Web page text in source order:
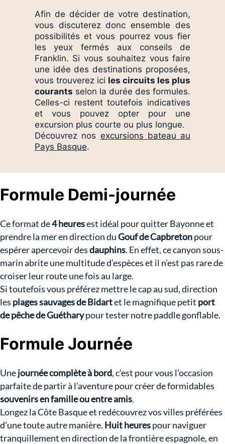
Afin de décider de votre destination,
vous discuterez donc ensemble des
possibilités et vous pourrez vous fier
les yeux fermés aux conseils de
Franklin. Si vous souhaitez vous faire
une idée des destinations proposées,
vous trouverez ici les circuits les plus
courants selon la durée des formules.
Celles-ci restent toutefois indicatives
et vous pouvez opter pour une
excursion plus courte ou plus longue.
Découvrez nos excursions bateau au
Pays Basque.
Formule Demi-journée
Ce format de4 heuresest idéal pour quitter Bayonne et
prendre la mer en direction duGouf de Capbretonpour
espérer apercevoir desdauphins. En effet, ce canyon sous-
marin abrite une multitude d’espèces et il n’est pas rare de
croiser leur route une fois au large.
Si toutefois vous préférez mettre le cap au sud, direction
les plages sauvages de Bidartet le magnifique petit port
de pêche de Guétharypour tester notre paddle gonflable.
Formule Journée
Unejournée complète à bord, c’est pour vous l’occasion
parfaite de partir à l’aventure pour créer de formidables
souvenirs en famille ou entre amis.
Longez la Côte Basque et redécouvrez vos villes préférées
d’une toute autre manière. Huit heurespour naviguer
tranquillement en direction de la frontière espagnole, en